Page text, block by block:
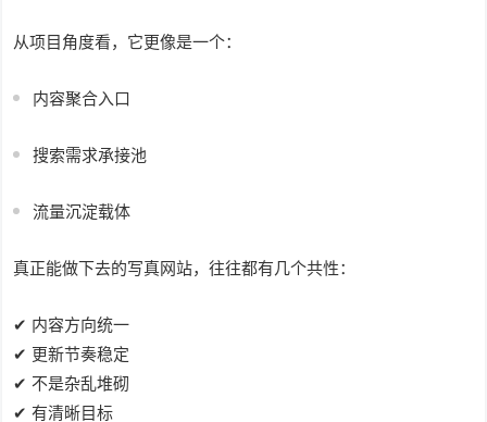
从项目角度看，它更像是一个：
内容聚合入口
搜索需求承接池
流量沉淀载体
真正能做下去的写真网站，往往都有几个共性：
✔ 内容方向统一
✔ 更新节奏稳定
✔ 不是杂乱堆砌
✔ 有清晰目标